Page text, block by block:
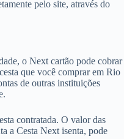
pelo site, através do
o Next cartão pode cobrar
que você comprar em Rio
de outras instituições
contratada. O valor das
a Cesta Next isenta, pode